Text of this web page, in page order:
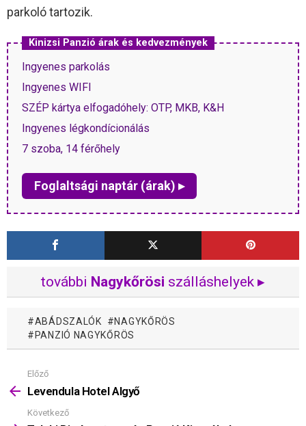
parkoló tartozik.
Kinizsi Panzió árak és kedvezmények
Ingyenes parkolás
Ingyenes WIFI
SZÉP kártya elfogadóhely: OTP, MKB, K&H
Ingyenes légkondícionálás
7 szoba, 14 férőhely
Foglaltsági naptár (árak) ▸
további Nagykőrösi szálláshelyek ▸
ABÁDSZALÓK
NAGYKŐRÖS
PANZIÓ NAGYKŐRÖS
Mutass
többet
Előző
Levendula Hotel Algyő
Következő